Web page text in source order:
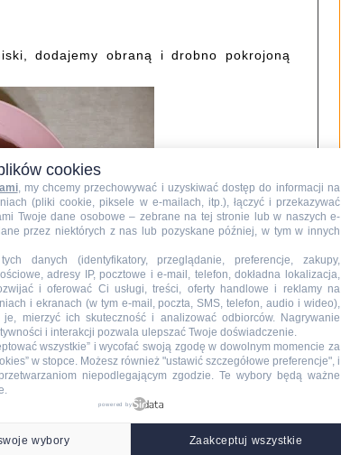
dodajemy obraną i drobno pokrojoną
cookies
, my chcemy przechowywać i uzyskiwać dostęp do informacji na
(pliki cookie, piksele w e-mailach, itp.), łączyć i przekazywać
Twoje dane osobowe – zebrane na tej stronie lub w naszych e-
przez niektórych z nas lub pozyskane później, w tym w innych
tych danych (identyfikatory, przeglądanie, preferencje, zakupy,
adresy IP, pocztowe i e-mail, telefon, dokładna lokalizacja,
i oferować Ci usługi, treści, oferty handlowe i reklamy na
i ekranach (w tym e-mail, poczta, SMS, telefon, audio i wideo),
je, mierzyć ich skuteczność i analizować odbiorców. Nagrywanie
i interakcji pozwala ulepszać Twoje doświadczenie.
wszystkie” i wycofać swoją zgodę w dowolnym momencie za
w stopce. Możesz również "ustawić szczegółowe preferencje", i
niepodlegającym zgodzie. Te wybory będą ważne
powered by
wybory Zaakceptuj wszystkie